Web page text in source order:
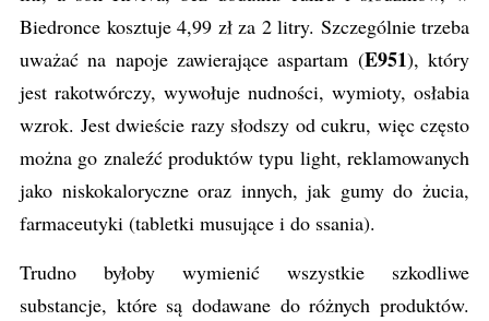
Biedronce kosztuje 4,99 zł za 2 litry. Szczególnie trzeba
uważać na napoje zawierające aspartam (E951), który
jest rakotwórczy, wywołuje nudności, wymioty, osłabia
wzrok. Jest dwieście razy słodszy od cukru, więc często
można go znaleźć produktów typu light, reklamowanych
jako niskokaloryczne oraz innych, jak gumy do żucia,
farmaceutyki (tabletki musujące i do ssania).
Trudno byłoby wymienić wszystkie szkodliwe
substancje, które są dodawane do różnych produktów.